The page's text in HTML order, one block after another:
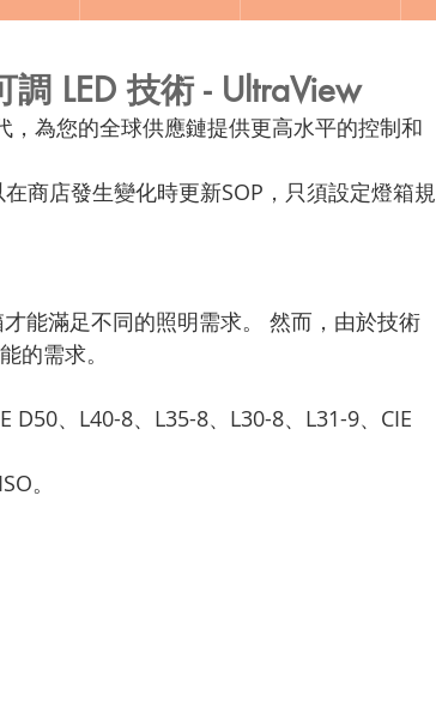
LED 技術 - UltraView
為您的全球供應鏈提供更高水平的控制和
商店發生變化時更新SOP，只須設定燈箱規
能滿足不同的照明需求。 然而，由於技術
的需求。
D50、L40-8、L35-8、L30-8、L31-9、CIE
。